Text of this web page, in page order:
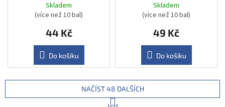
Skladem
(více než 10 bal)
44 Kč
Do košíku
Skladem
(více než 10 bal)
49 Kč
Do košíku
NAČÍST 48 DALŠÍCH